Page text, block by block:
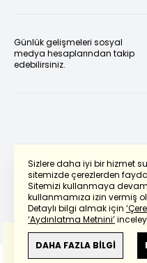
Sizlere daha iyi bir hizmet
sitemizde çerezlerden
Sitemizi kullanmaya devam
kullanmamıza izin vermiş
Detaylı bilgi almak için
‘Aydınlatma Metnini’
DAHA FAZLA BİLGİ
Günlük gelişmeleri sosyal
medya hesaplarından takip
edebilirsiniz.
Powered by
Bu çevirideGoogle
Anlam ve çeviri hatalarından
sorumlu değildir.